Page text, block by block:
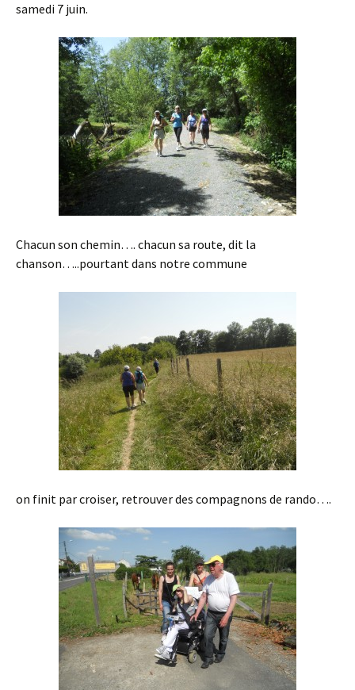
samedi 7 juin.
Chacun son chemin…. chacun sa route, dit la
chanson…..pourtant dans notre commune
on finit par croiser, retrouver des compagnons de rando….